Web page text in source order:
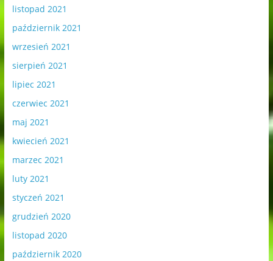
listopad 2021
październik 2021
wrzesień 2021
sierpień 2021
lipiec 2021
czerwiec 2021
maj 2021
kwiecień 2021
marzec 2021
luty 2021
styczeń 2021
grudzień 2020
listopad 2020
październik 2020